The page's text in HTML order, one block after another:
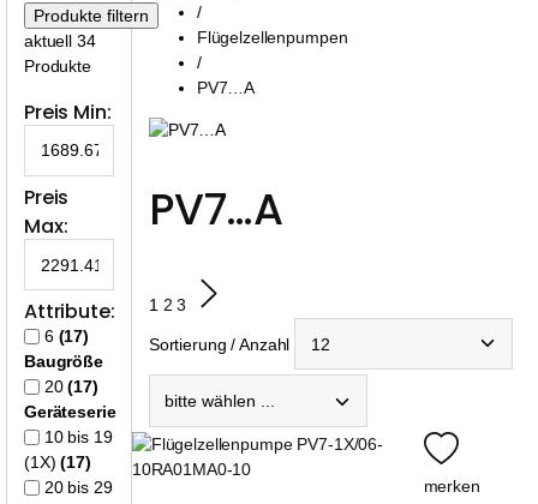
/
Flügelzellenpumpen
/
PV7…A
PV7…A
1 2 3
Sortierung / Anzahl
merken
aktuell 34
Produkte
Preis Min:
Preis
Max:
Attribute:
6 (17)
Baugröße
20(17)
Geräteserie
10 bis 19
(1X)(17)
20 bis 29